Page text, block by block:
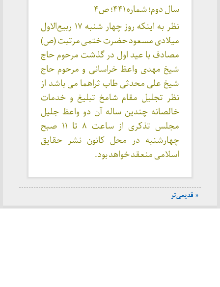
سال دوم؛ شماره ۴۴۱؛ ص۴
نظر به اینکه روز چهار شنبه ۱۷ ربیع‌الاول
میلادی مسعود حضرت ختمی مرتبت (ص)
مصادف با عید اول در گذشت مرحوم حاج
شیخ مهدی واعظ خراسانی و مرحوم حاج
شیخ علی محدثی طاب ثراهما می باشد از
نظر تجلیل مقام شامخ تبلیغ و خدمات
خالصانه چندین ساله آن دو واعظ جلیل
مجلس تذکری از ساعت ۸ تا ۱۱ صبح
چهارشنبه در محل کانون نشر حقایق
اسلامی منعقد خواهد بود.